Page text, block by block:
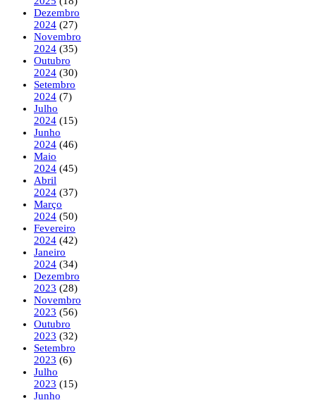
Dezembro
2024 (27)
Novembro
2024 (35)
Outubro
2024 (30)
Setembro
2024 (7)
Julho
2024 (15)
Junho
2024 (46)
Maio
2024 (45)
Abril
2024 (37)
Março
2024 (50)
Fevereiro
2024 (42)
Janeiro
2024 (34)
Dezembro
2023 (28)
Novembro
2023 (56)
Outubro
2023 (32)
Setembro
2023 (6)
Julho
2023 (15)
Junho